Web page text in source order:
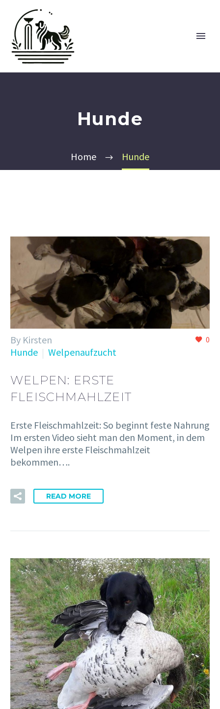
Hunde
Home Hunde
0
By Kirsten
Hunde
Welpenaufzucht
WELPEN: ERSTE
FLEISCHMAHLZEIT
Erste Fleischmahlzeit: So beginnt feste Nahrung
Im ersten Video sieht man den Moment, in dem
Welpen ihre erste Fleischmahlzeit
bekommen….
READ MORE